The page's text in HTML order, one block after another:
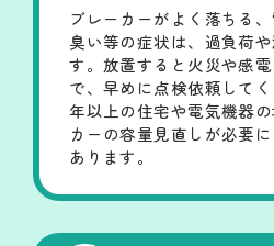
ブレーカーがよく落ちる
臭い等の症状は、過負荷
す。放置すると火災や感
で、早めに点検依頼して
年以上の住宅や電気機器
カーの容量見直しが必要
あります。